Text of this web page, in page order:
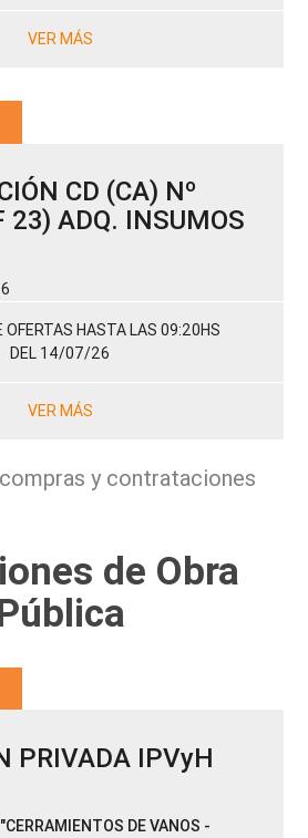
VER MÁS
CD (CA) Nº
23) ADQ. INSUMOS
OFERTAS HASTA LAS 09:20HS
DEL 14/07/26
VER MÁS
y contrataciones
de Obra
PRIVADA IPVyH
"CERRAMIENTOS DE VANOS -